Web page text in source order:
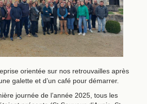
orientée sur nos retrouvailles après
galette et d’un café pour démarrer.
journée de l’année 2025, tous les